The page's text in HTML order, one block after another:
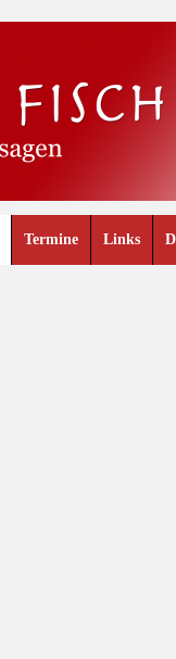
Termine Links